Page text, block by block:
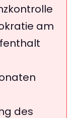
am
des